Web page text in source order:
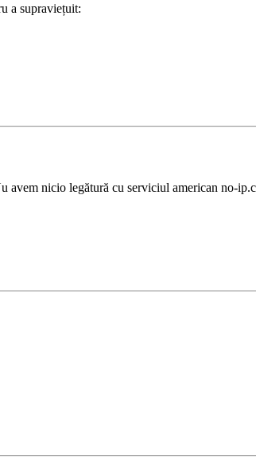
a supraviețuit:
avem nicio legătură cu serviciul american no-